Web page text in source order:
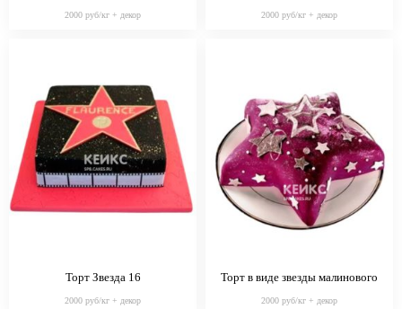
2000 руб/кг + декор 2000 руб/кг + декор
Торт Звезда 16
2000 руб/кг + декор
Торт в виде звезды малинового
2000 руб/кг + декор